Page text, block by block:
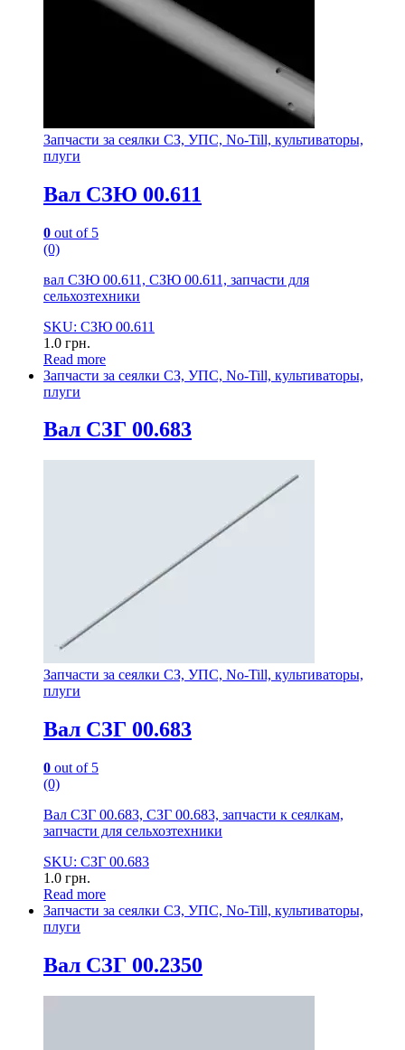
Запчасти за сеялки СЗ, УПС, No-Till, культиваторы,
плуги
Вал СЗЮ 00.611
0 out of 5
(0)
вал СЗЮ 00.611, СЗЮ 00.611, запчасти для
сельхозтехники
SKU: СЗЮ 00.611
1.0 грн.
Read more
Запчасти за сеялки СЗ, УПС, No-Till, культиваторы,
плуги
Вал СЗГ 00.683
Запчасти за сеялки СЗ, УПС, No-Till, культиваторы,
плуги
Вал СЗГ 00.683
0 out of 5
(0)
Вал СЗГ 00.683, СЗГ 00.683, запчасти к сеялкам,
запчасти для сельхозтехники
SKU: СЗГ 00.683
1.0 грн.
Read more
Запчасти за сеялки СЗ, УПС, No-Till, культиваторы,
плуги
Вал СЗГ 00.2350